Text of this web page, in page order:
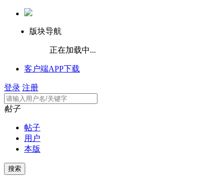
版块导航
正在加载中...
客户端APP下载
登录 注册
帖子
帖子
用户
本版